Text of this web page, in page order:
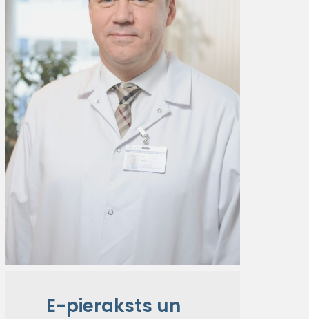
E-pieraksts un